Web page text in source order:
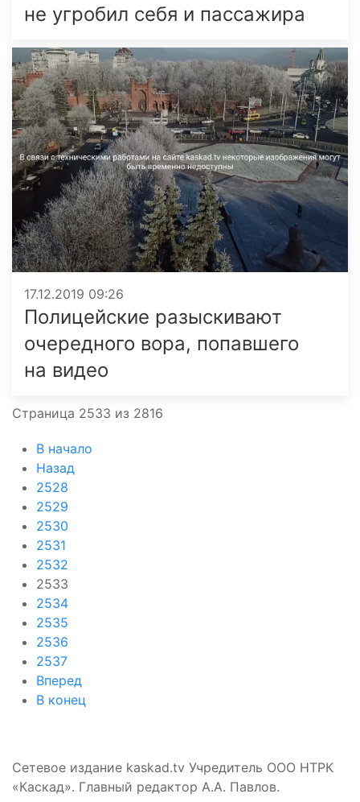
не угробил себя и пассажира
17.12.2019 09:26
Полицейские разыскивают
очередного вора, попавшего
на видео
Страница 2533 из 2816
В начало
Назад
2528
2529
2530
2531
2532
2533
2534
2535
2536
2537
Вперед
В конец
Сетевое издание kaskad.tv Учредитель ООО НТРК
«Каскад». Главный редактор А.А. Павлов.